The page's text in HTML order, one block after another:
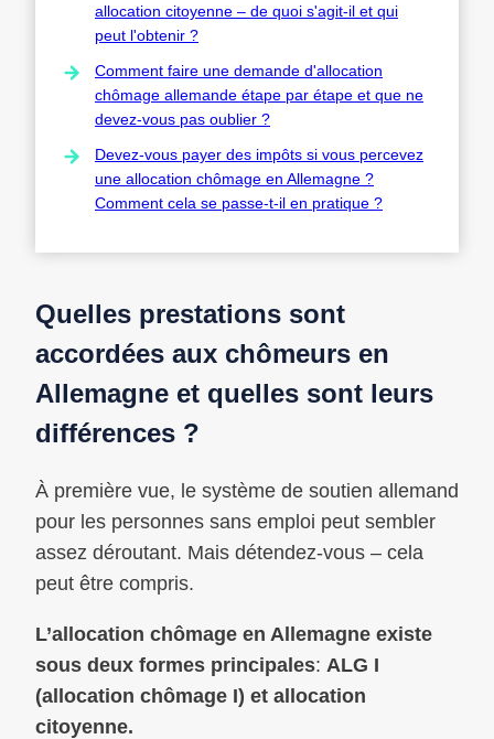
allocation citoyenne – de quoi s'agit-il et qui
peut l'obtenir ?
Comment faire une demande d'allocation
chômage allemande étape par étape et que ne
devez-vous pas oublier ?
Devez-vous payer des impôts si vous percevez
une allocation chômage en Allemagne ?
Comment cela se passe-t-il en pratique ?
Quelles prestations sont
accordées aux chômeurs en
Allemagne et quelles sont leurs
différences ?
À première vue, le système de soutien allemand
pour les personnes sans emploi peut sembler
assez déroutant. Mais détendez-vous – cela
peut être compris.
L’allocation chômage en Allemagne existe
sous deux formes principales: ALG I
(allocation chômage I) et allocation
citoyenne.